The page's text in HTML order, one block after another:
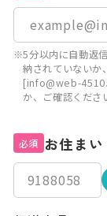
※5分以内に自動返
納されていないか、
[info@web-
か、ご確認くださ
必須 お住まい